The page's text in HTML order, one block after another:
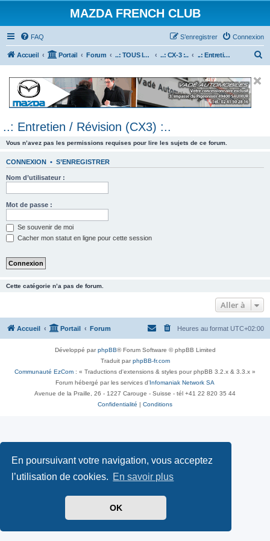
En poursuivant votre navigation, vous acceptez
l’utilisation de cookies. En savoir plus
OK
MAZDA FRENCH CLUB
FAQ Connexion
S’enregistrer
Accueil Portail Forum ..: TOUS les Véhicules MAZDA :.. ..: CX-3 :.. ..: Entretien / Révision (CX3) :..
e
..: Entretien / Révision (CX3) :..
Vous n’avez pas les permissions requises pour lire les sujets de ce forum.
CONNEXION • S’ENREGISTRER
Nom d’utilisateur :
Mot de passe :
Se souvenir de moi
Cacher mon statut en ligne pour cette session
Cette catégorie n’a pas de forum.
Aller à
Accueil Portail Forum Heures au format UTC+02:00
Développé parphpBB® Forum Software © phpBB Limited
Traduit parphpBB-fr.com
Communauté EzCom : « Traductions d'extensions & styles pour phpBB 3.2.x & 3.3.x »
Forum hébergé par les services d’ Infomaniak Network SA
Avenue de la Praille, 26 - 1227 Carouge - Suisse - tél +41 22 820 35 44
Confidentialité
Conditions